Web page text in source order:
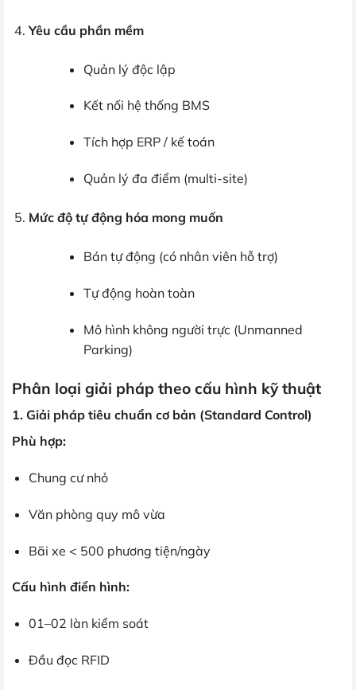
Yêu cầu phần mềm
Quản lý độc lập
Kết nối hệ thống BMS
Tích hợp ERP / kế toán
Quản lý đa điểm (multi-site)
Mức độ tự động hóa mong muốn
Bán tự động (có nhân viên hỗ trợ)
Tự động hoàn toàn
Mô hình không người trực (Unmanned
Parking)
Phân loại giải pháp theo cấu hình kỹ thuật
1. Giải pháp tiêu chuẩn cơ bản (Standard Control)
Phù hợp:
Chung cư nhỏ
Văn phòng quy mô vừa
Bãi xe < 500 phương tiện/ngày
Cấu hình điển hình:
01–02 làn kiểm soát
Đầu đọc RFID